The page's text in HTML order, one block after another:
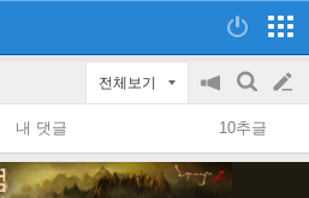
전체보기
공
지
on/off
검
색
글
쓰
내 댓글 10추글